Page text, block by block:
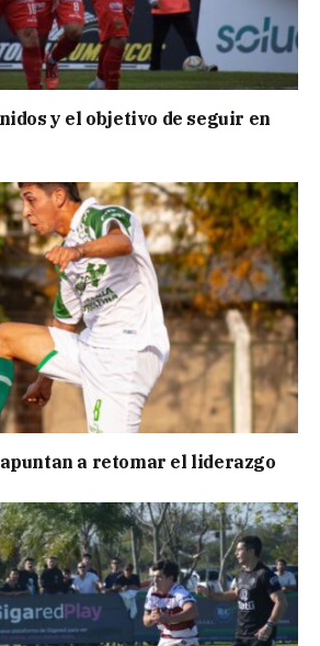
y el objetivo de seguir en
a retomar el liderazgo